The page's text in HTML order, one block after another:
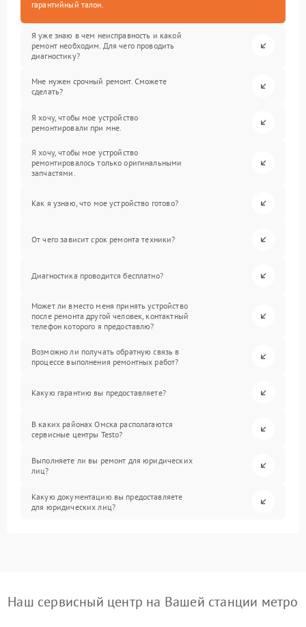
гарантийный талон.
Я уже знаю в чем неисправность и какой
ремонт необходим. Для чего проводить
диагностику?
Мне нужен срочный ремонт. Сможете
сделать?
Я хочу, чтобы мое устройство
ремонтировали при мне.
Я хочу, чтобы мое устройство
ремонтировалось только оригинальными
запчастями.
Как я узнаю, что мое устройство готово?
От чего зависит срок ремонта техники?
Диагностика проводится бесплатно?
Может ли вместо меня принять устройство
после ремонта другой человек, контактный
телефон которого я предоставлю?
Возможно ли получать обратную связь в
процессе выполнения ремонтных работ?
Какую гарантию вы предоставляете?
В каких районах Омска располагаются
сервисные центры Testo?
Выполняете ли вы ремонт для юридических
лиц?
Какую документацию вы предоставляете
для юридических лиц?
Наш сервисный центр на Вашей станции метро